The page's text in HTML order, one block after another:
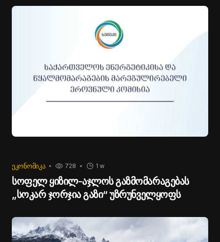
ᲔᲙᲝᲜᲝᲛᲘᲙᲐ 1 w
728
სოფელ ყიზილ-აჯლოს გაზმომარაგებას
„სოკარ ჯორჯია გაზი“ უზრუნველყოფს